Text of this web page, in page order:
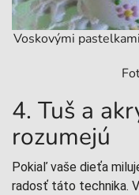
Voskovými
4. Tuš a
rozumejú
Pokiaľ vaše dieťa
radosť táto technika.